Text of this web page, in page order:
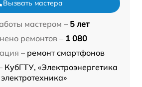
Вызвать мастера
мастером – 5 лет
ремонтов – 1 080
– ремонт смартфонов
КубГТУ, «Электроэнергетика